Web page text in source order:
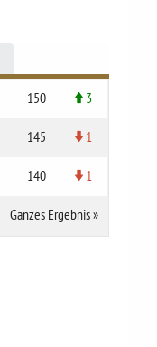
150 3
145 1
140 1
Ganzes Ergebnis»